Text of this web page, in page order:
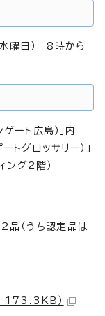
曜日） 8時から
ト広島）」内
グロッサリー）」
グ2階）
品（うち認定品は
173.3KB）